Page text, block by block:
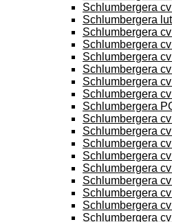
Schlumbergera
Schlumbergera
Schlumbergera
Schlumbergera
Schlumbergera
Schlumbergera
Schlumbergera
Schlumbergera
Schlumbergera
Schlumbergera
Schlumbergera
Schlumbergera
Schlumbergera
Schlumbergera
Schlumbergera
Schlumbergera
Schlumbergera
Schlumbergera